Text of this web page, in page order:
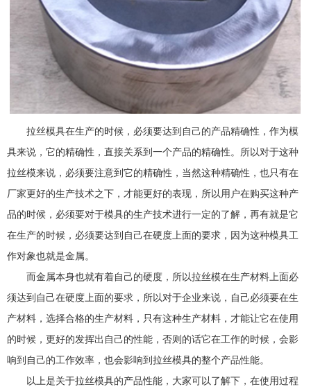
拉丝模具在生产的时候，必须要达到自己的产品精确性，作为模
具来说，它的精确性，直接关系到一个产品的精确性。所以对于这种
拉丝模来说，必须要注意到它的精确性，当然这种精确性，也只有在
厂家更好的生产技术之下，才能更好的表现，所以用户在购买这种产
品的时候，必须要对于模具的生产技术进行一定的了解，再有就是它
在生产的时候，必须要达到自己在硬度上面的要求，因为这种模具工
作对象也就是金属。
而金属本身也就有着自己的硬度，所以拉丝模在生产材料上面必
须达到自己在硬度上面的要求，所以对于企业来说，自己必须要在生
产材料，选择合格的生产材料，只有这种生产材料，才能让它在使用
的时候，更好的发挥出自己的性能，否则的话它在工作的时候，会影
响到自己的工作效率，也会影响到拉丝模具的整个产品性能。
以上是关于拉丝模具的产品性能，大家可以了解下，在使用过程